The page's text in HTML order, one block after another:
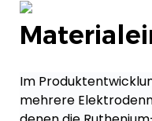
Im
mehrere